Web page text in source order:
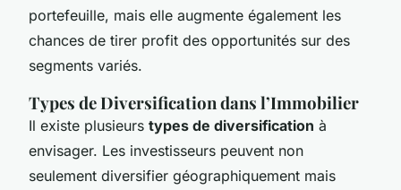
portefeuille, mais elle augmente également les
chances de tirer profit des opportunités sur des
segments variés.
Types de Diversification dans l’Immobilier
Il existe plusieurs types de diversification à
envisager. Les investisseurs peuvent non
seulement diversifier géographiquement mais